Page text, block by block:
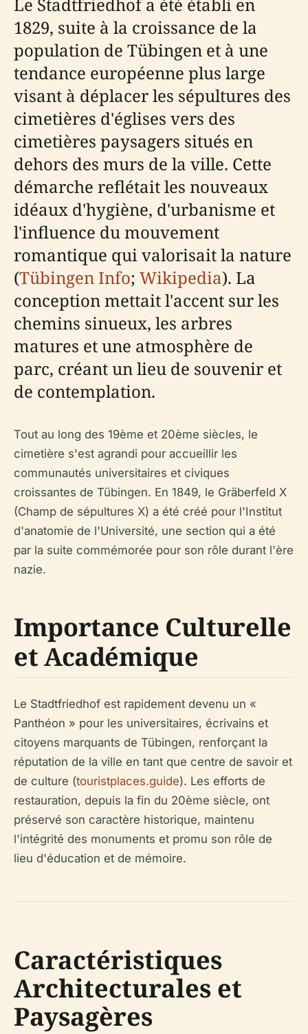
1829, suite à la croissance de la
population de Tübingen et à une
tendance européenne plus large
visant à déplacer les sépultures des
cimetières d'églises vers des
cimetières paysagers situés en
dehors des murs de la ville. Cette
démarche reflétait les nouveaux
idéaux d'hygiène, d'urbanisme et
l'influence du mouvement
romantique qui valorisait la nature
(Tübingen Info; Wikipedia). La
conception mettait l'accent sur les
chemins sinueux, les arbres
matures et une atmosphère de
parc, créant un lieu de souvenir et
de contemplation.
Tout au long des 19ème et 20ème siècles, le
cimetière s'est agrandi pour accueillir les
communautés universitaires et civiques
croissantes de Tübingen. En 1849, le Gräberfeld X
(Champ de sépultures X) a été créé pour l'Institut
d'anatomie de l'Université, une section qui a été
par la suite commémorée pour son rôle durant l'ère
nazie.
Importance Culturelle
et Académique
Le Stadtfriedhof est rapidement devenu un «
Panthéon » pour les universitaires, écrivains et
citoyens marquants de Tübingen, renforçant la
réputation de la ville en tant que centre de savoir et
de culture (touristplaces.guide). Les efforts de
restauration, depuis la fin du 20ème siècle, ont
préservé son caractère historique, maintenu
l'intégrité des monuments et promu son rôle de
lieu d'éducation et de mémoire.
Caractéristiques
Architecturales et
Paysagères